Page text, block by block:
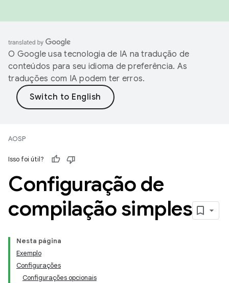
O Google usa tecnologia de IA na tradução de
conteúdos para seu idioma de preferência. As
traduções com IA podem ter erros.
AOSP
Isso foi útil?
Configuração de
compilação simples
Nesta página
Exemplo
Configurações
Configurações opcionais